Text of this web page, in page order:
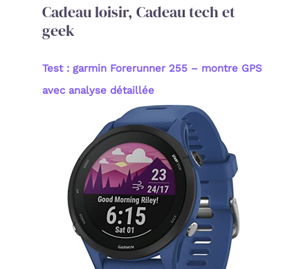
Cadeau loisir, Cadeau tech et
geek
Test : garmin Forerunner 255 – montre GPS
avec analyse détaillée